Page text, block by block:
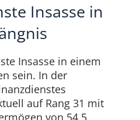
Insasse in
Insasse in einem
sein. In der
auf Rang 31 mit